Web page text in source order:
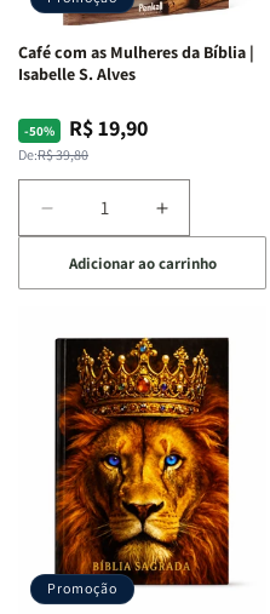
|
Preta
|
Café com as Mulheres da Bíblia |
Isabelle S. Alves
-50%
Preço
normal
De:R$ 39,80
Preço
promocional
R$ 19,90
Diminuir
a
quantidade
de
com
Mulheres
da
Bíblia
Isabelle
S.
Alves
Aumentar
a
quantidade
de
com
as
Mulheres
da
Bíblia
|
Isabelle
S.
Alves
Adicionar ao carrinho
Promoção